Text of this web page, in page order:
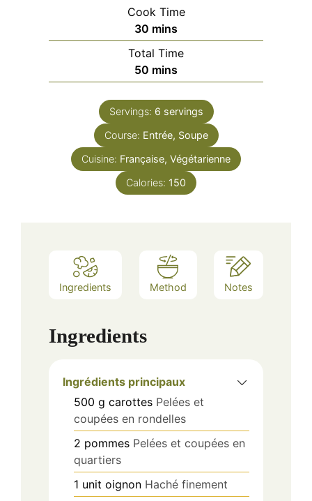
Cook Time
30 minutes
mins
Total Time
50 minutes
mins
Servings: 6 servings
Course: Entrée, Soupe
Cuisine: Française, Végétarienne
Calories: 150
Ingredients Method Notes
Ingredients
Ingrédients principaux
500 g carottes Pelées et
coupées en rondelles
2 pommes Pelées et coupées en
quartiers
1 unit oignon Haché finement